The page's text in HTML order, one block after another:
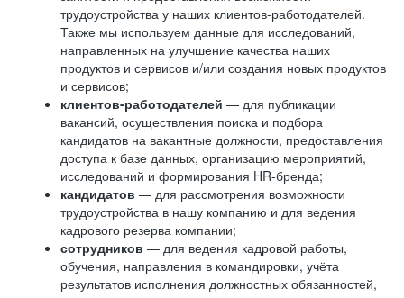
трудоустройства у наших клиентов-работодателей.
Также мы используем данные для исследований,
направленных на улучшение качества наших
продуктов и сервисов и/или создания новых продуктов
и сервисов;
клиентов-работодателей — для публикации
вакансий, осуществления поиска и подбора
кандидатов на вакантные должности, предоставления
доступа к базе данных, организацию мероприятий,
исследований и формирования HR-бренда;
кандидатов — для рассмотрения возможности
трудоустройства в нашу компанию и для ведения
кадрового резерва компании;
сотрудников — для ведения кадровой работы,
обучения, направления в командировки, учёта
результатов исполнения должностных обязанностей,